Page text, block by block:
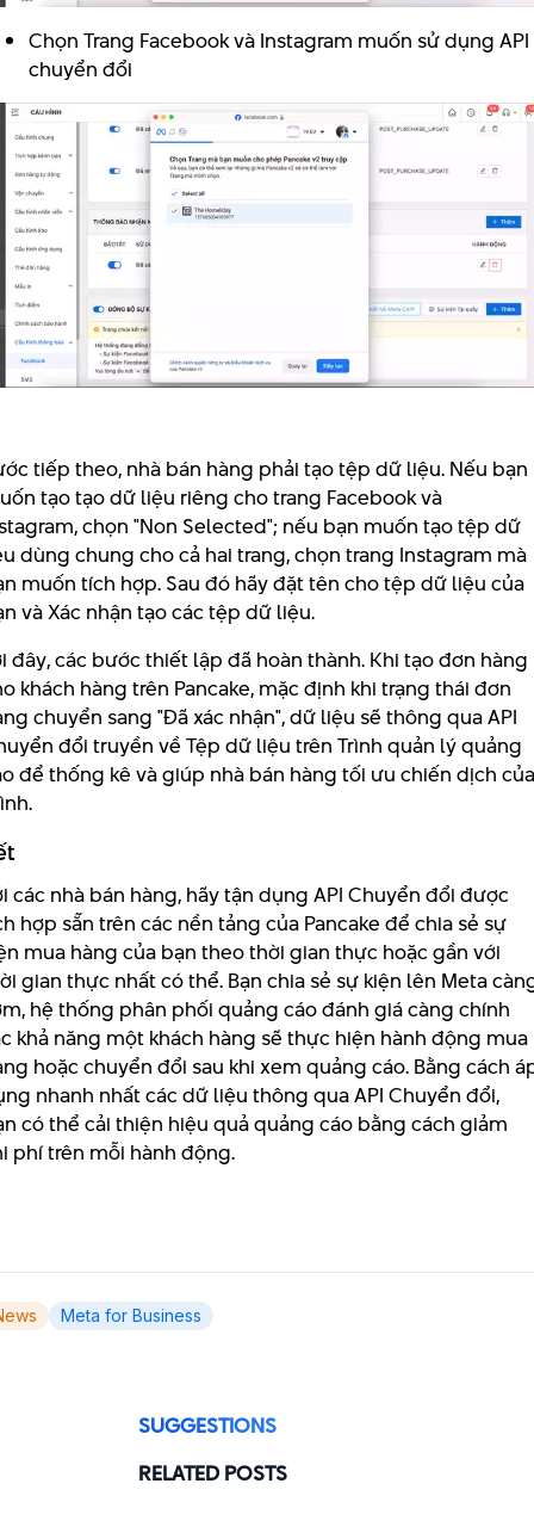
Chọn Trang Facebook và Instagram muốn sử dụng API
chuyển đổi
tiếp theo, nhà bán hàng phải tạo tệp dữ liệu. Nếu bạn
tạo tạo dữ liệu riêng cho trang Facebook và
chọn "Non Selected"; nếu bạn muốn tạo tệp dữ
dùng chung cho cả hai trang, chọn trang Instagram mà
muốn tích hợp. Sau đó hãy đặt tên cho tệp dữ liệu của
và Xác nhận tạo các tệp dữ liệu.
đây, các bước thiết lập đã hoàn thành. Khi tạo đơn hàng
khách hàng trên Pancake, mặc định khi trạng thái đơn
chuyển sang "Đã xác nhận", dữ liệu sẽ thông qua API
đổi truyền về Tệp dữ liệu trên Trình quản lý quảng
để thống kê và giúp nhà bán hàng tối ưu chiến dịch của
các nhà bán hàng, hãy tận dụng API Chuyển đổi được
hợp sẵn trên các nền tảng của Pancake để chia sẻ sự
mua hàng của bạn theo thời gian thực hoặc gần với
gian thực nhất có thể. Bạn chia sẻ sự kiện lên Meta
hệ thống phân phối quảng cáo đánh giá càng chính
khả năng một khách hàng sẽ thực hiện hành động mua
hoặc chuyển đổi sau khi xem quảng cáo. Bằng cách
nhanh nhất các dữ liệu thông qua API Chuyển đổi,
có thể cải thiện hiệu quả quảng cáo bằng cách giảm
phí trên mỗi hành động.
Meta for Business
SUGGESTIONS
RELATED POSTS